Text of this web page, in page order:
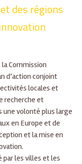
des régions
Commission
d’action conjoint
locales et
recherche et
une volonté plus large
en Europe et de
et la mise en
par les villes et les